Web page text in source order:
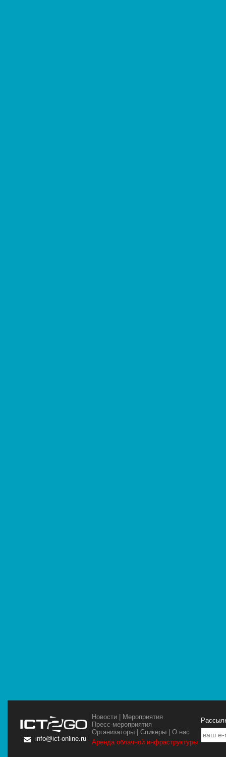
info@ict-online.ru
Новости | Мероприятия
Пресс-мероприятия
Организаторы |Спикеры |О нас
Аренда облачной инфраструктуры